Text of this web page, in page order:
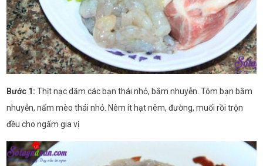
Bước 1: Thịt nạc dăm các bạn thái nhỏ, bằm nhuyễn. Tôm bạn bằm
nhuyễn, nấm mèo thái nhỏ. Nêm ít hạt nêm, đường, muối rồi trộn
đều cho ngấm gia vị